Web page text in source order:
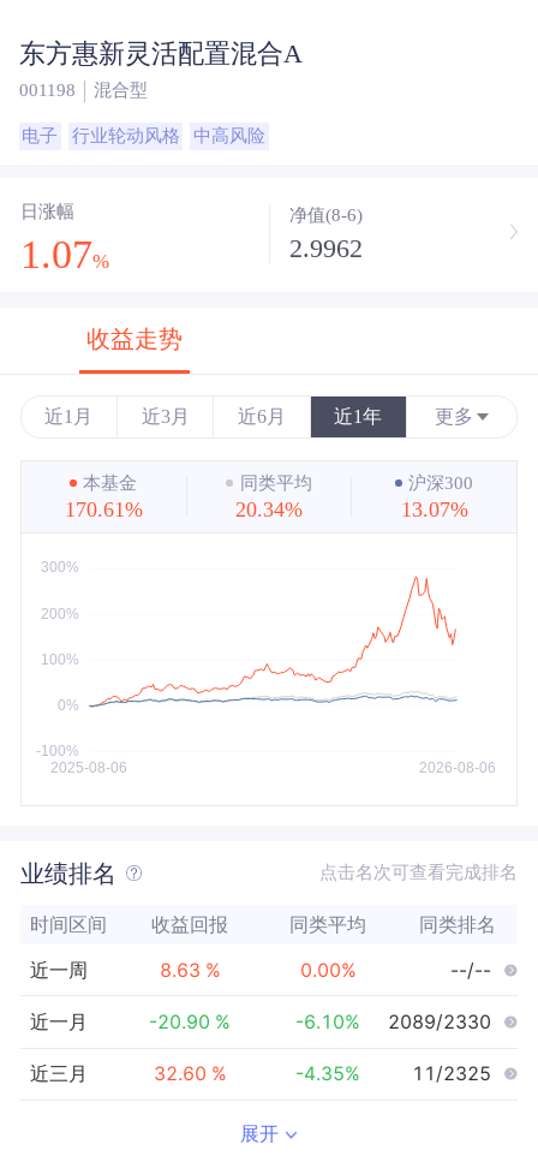
东方惠新灵活配置混合A
001198 混合型
电子 行业轮动风格 中高风险
日涨幅
1.07%
净值(8-6)
2.9962
收益走势
近1月 近3月 近6月 近1年 更多
近3年
近5年
最大
本基金
170.61%
同类平均
20.34%
沪深300
13.07%
业绩排名 点击名次可查看完成排名
时间区间 收益回报 同类平均 同类排名
近一周 8.63 % 0.00% --/--
近一月 -20.90 % -6.10% 2089/2330
近三月 32.60 % -4.35% 11/2325
展开